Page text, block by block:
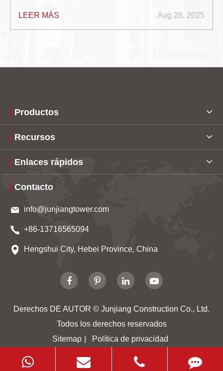
LEER MÁS Aug 28, 2025
Productos
Recursos
Enlaces rápidos
Contacto
info@junjiangtower.com
+86-13716565094
Hengshui City, Hebei Province, China
Derechos DE AUTOR © Junjiang Construction Co., Ltd.
Todos los derechos reservados
Sitemap
Política de privacidad